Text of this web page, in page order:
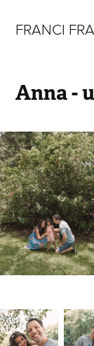
FRANCI
Anna -